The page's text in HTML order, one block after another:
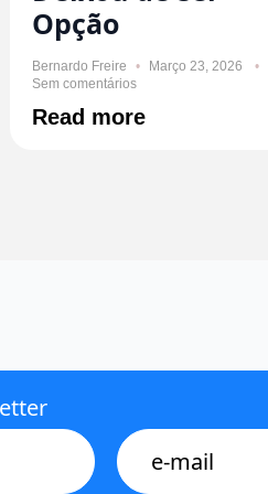
Opção
Bernardo Freire
Março 23, 2026
Sem comentários
Read more
E-
mail
*